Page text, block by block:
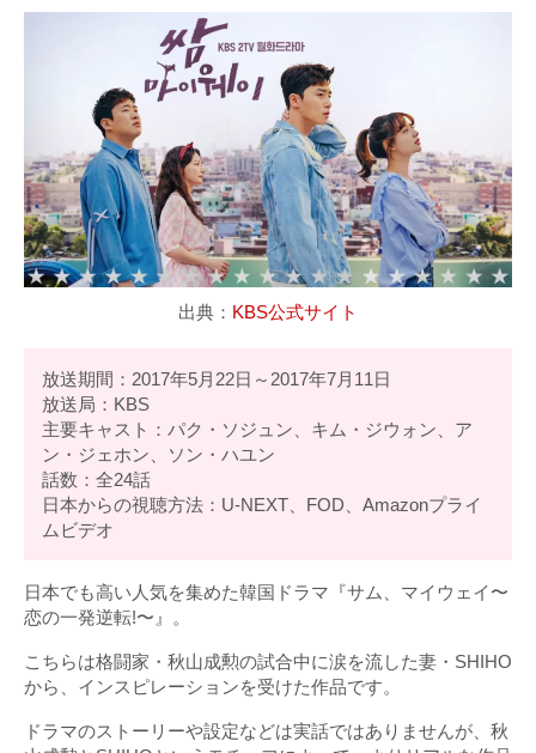
出典： KBS公式サイト
放送期間：2017年5月22日～2017年7月11日
放送局：KBS
主要キャスト：パク・ソジュン、キム・ジウォン、ア
ン・ジェホン、ソン・ハユン
話数：全24話
日本からの視聴方法：U-NEXT、FOD、Amazonプライ
ムビデオ
日本でも高い人気を集めた韓国ドラマ『サム、マイウェイ〜
恋の一発逆転!〜』。
こちらは格闘家・秋山成勲の試合中に涙を流した妻・SHIHO
から、インスピレーションを受けた作品です。
ドラマのストーリーや設定などは実話ではありませんが、秋